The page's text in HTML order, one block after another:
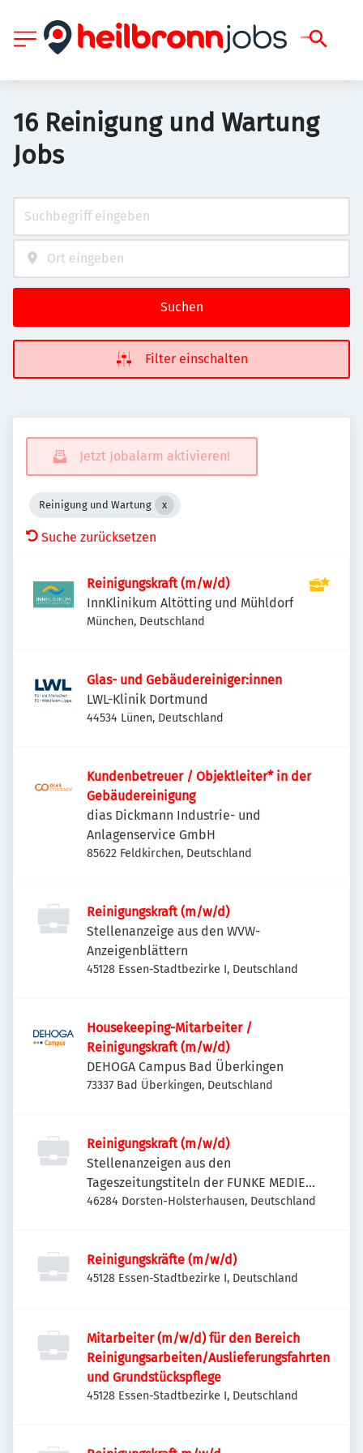
16 Reinigung und Wartung
Jobs
Suchen
Filter einschalten
Jetzt Jobalarm aktivieren!
Reinigung und Wartung
Suche zurücksetzen
Reinigungskraft (m/w/d)
InnKlinikum Altötting und Mühldorf
München, Deutschland
Glas- und Gebäudereiniger:innen
LWL-Klinik Dortmund
44534 Lünen, Deutschland
Kundenbetreuer / Objektleiter* in der
Gebäudereinigung
dias Dickmann Industrie- und
Anlagenservice GmbH
85622 Feldkirchen, Deutschland
Reinigungskraft (m/w/d)
Stellenanzeige aus den WVW-
Anzeigenblättern
45128 Essen-Stadtbezirke I, Deutschland
Housekeeping-Mitarbeiter /
Reinigungskraft (m/w/d)
DEHOGA Campus Bad Überkingen
73337 Bad Überkingen, Deutschland
Reinigungskraft (m/w/d)
Stellenanzeigen aus den
Tageszeitungstiteln der FUNKE MEDIEN
NRW
46284 Dorsten-Holsterhausen, Deutschland
Reinigungskräfte (m/w/d)
45128 Essen-Stadtbezirke I, Deutschland
Mitarbeiter (m/w/d) für den Bereich
Reinigungsarbeiten/Auslieferungsfahrten
und Grundstückspflege
45128 Essen-Stadtbezirke I, Deutschland